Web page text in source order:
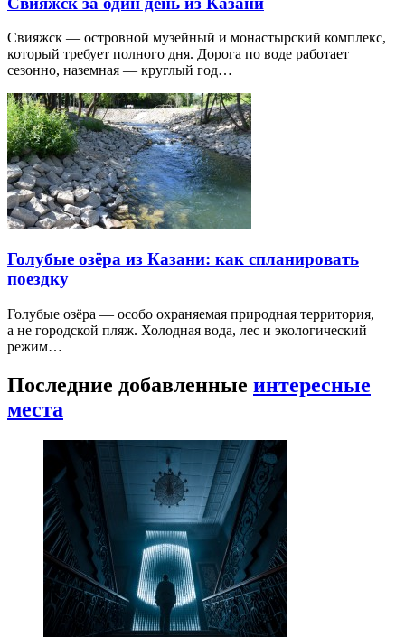
Свияжск — островной музейный и монастырский комплекс,
который требует полного дня. Дорога по воде работает
сезонно, наземная — круглый год…
Голубые озёра из Казани: как спланировать
поездку
Голубые озёра — особо охраняемая природная территория,
а не городской пляж. Холодная вода, лес и экологический
режим…
Последние добавленные интересные
места